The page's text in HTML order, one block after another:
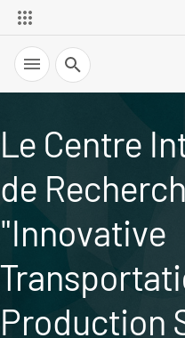
Recherche
Le Centre
de
"Innovative
Production